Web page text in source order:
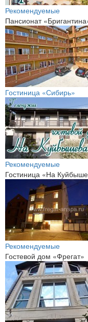
Рекомендуемые
Пансионат
Гостиница «Сибирь»
Рекомендуемые
Гостиница «На
Рекомендуемые
Гостевой дом «Фрегат»